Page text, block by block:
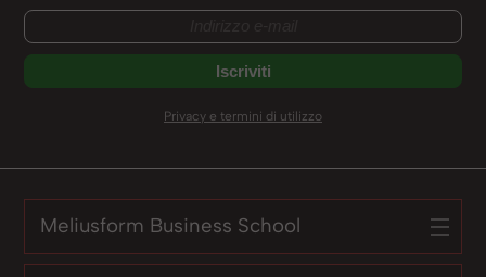
Privacy e termini di utilizzo
Meliusform Business School